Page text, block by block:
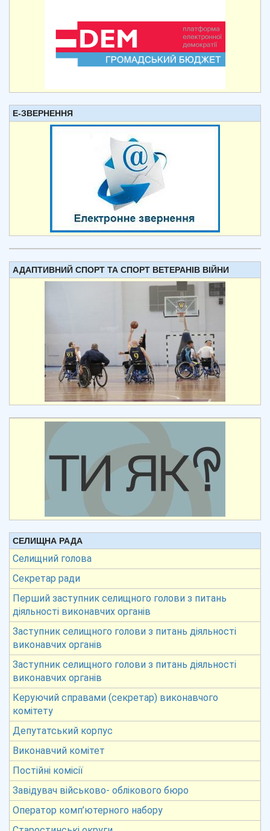
Е-ЗВЕРНЕННЯ
АДАПТИВНИЙ СПОРТ ТА СПОРТ ВЕТЕРАНІВ ВІЙНИ
СЕЛИЩНА РАДА
Селищний голова
Секретар ради
Перший заступник селищного голови з питань
діяльності виконавчих органів
Заступник селищного голови з питань діяльності
виконавчих органів
Заступник селищного голови з питань діяльності
виконавчих органів
Керуючий справами (секретар) виконавчого
комітету
Депутатський корпус
Виконавчий комітет
Постійні комісії
Завідувач військово- облікового бюро
Оператор комп’ютерного набору